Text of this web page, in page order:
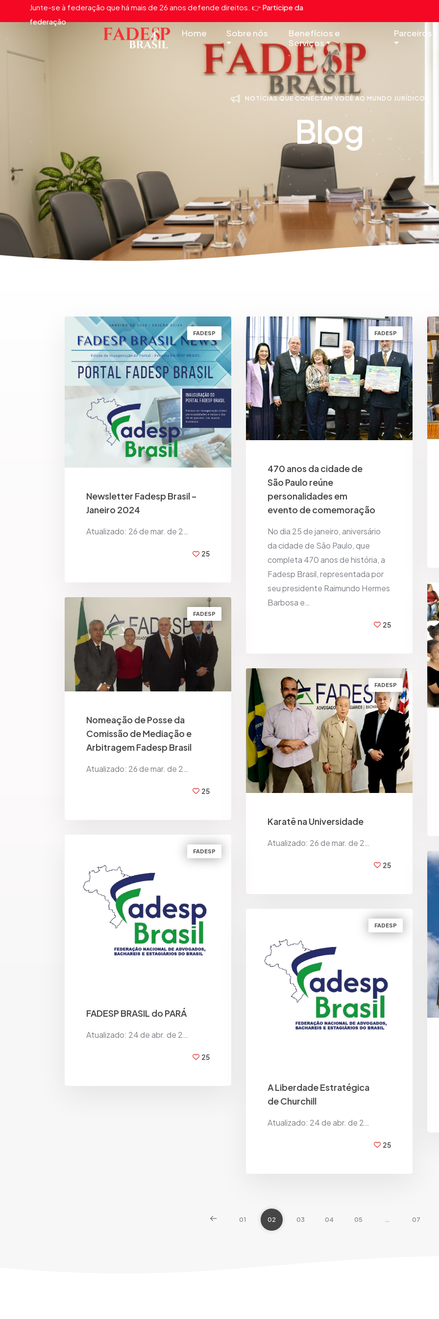
Junte-se à federação que há mais de 26 anos defende direitos. 👉 Participe da
federação
Home Sobre nós
Benefícios e
Serviços
Parceiros
NOTÍCIAS QUE CONECTAM VOCÊ AO MUNDO JURÍDICO.
Blog
FADESP
Newsletter Fadesp Brasil –
Janeiro 2024
Atualizado: 26 de mar. de 2…
25
FADESP
470 anos da cidade de
São Paulo reúne
personalidades em
evento de comemoração
No dia 25 de janeiro, aniversário
da cidade de São Paulo, que
completa 470 anos de história, a
Fadesp Brasil, representada por
seu presidente Raimundo Hermes
Barbosa e…
25
FADESP
Nomeação de Posse da
Comissão de Mediação e
Arbitragem Fadesp Brasil
Atualizado: 26 de mar. de 2…
25
FADESP
Karatê na Universidade
Atualizado: 26 de mar. de 2…
25
FADESP
FADESP BRASIL do PARÁ
Atualizado: 24 de abr. de 2…
25
FADESP
A Liberdade Estratégica
de Churchill
Atualizado: 24 de abr. de 2…
25
01 02 03 04 05 07